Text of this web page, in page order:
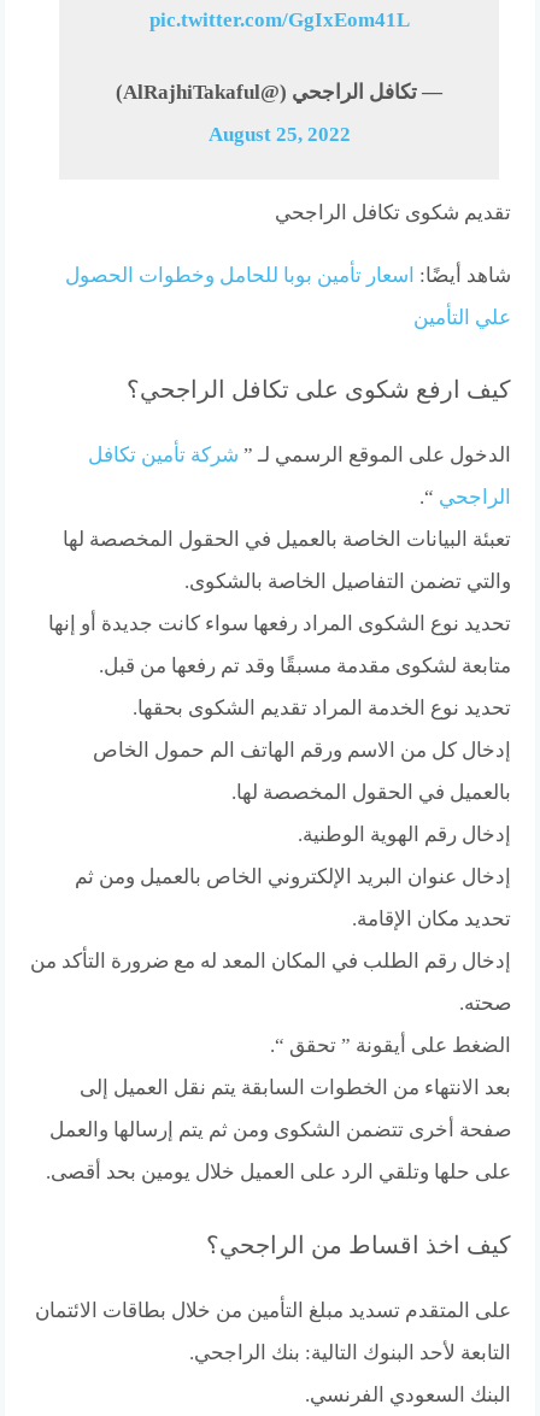
pic.twitter.com/GgIxEom41L
— تكافل الراجحي (@AlRajhiTakaful)
August 25, 2022
تقديم شكوى تكافل الراجحي
شاهد أيضًا: اسعار تأمين بوبا للحامل وخطوات الحصول
علي التأمين
كيف ارفع شكوى على تكافل الراجحي؟
الدخول على الموقع الرسمي لـ ” شركة تأمين تكافل
الراجحي “.
تعبئة البيانات الخاصة بالعميل في الحقول المخصصة لها
والتي تضمن التفاصيل الخاصة بالشكوى.
تحديد نوع الشكوى المراد رفعها سواء كانت جديدة أو إنها
متابعة لشكوى مقدمة مسبقًا وقد تم رفعها من قبل.
تحديد نوع الخدمة المراد تقديم الشكوى بحقها.
إدخال كل من الاسم ورقم الهاتف الم حمول الخاص
بالعميل في الحقول المخصصة لها.
إدخال رقم الهوية الوطنية.
إدخال عنوان البريد الإلكتروني الخاص بالعميل ومن ثم
تحديد مكان الإقامة.
إدخال رقم الطلب في المكان المعد له مع ضرورة التأكد من
صحته.
الضغط على أيقونة ” تحقق “.
بعد الانتهاء من الخطوات السابقة يتم نقل العميل إلى
صفحة أخرى تتضمن الشكوى ومن ثم يتم إرسالها والعمل
على حلها وتلقي الرد على العميل خلال يومين بحد أقصى.
كيف اخذ اقساط من الراجحي؟
على المتقدم تسديد مبلغ التأمين من خلال بطاقات الائتمان
التابعة لأحد البنوك التالية: بنك الراجحي.
البنك السعودي الفرنسي.